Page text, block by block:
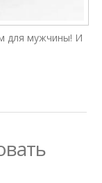
для мужчины! И